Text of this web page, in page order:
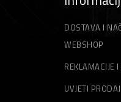
DOSTAVA I
WEBSHOP
REKLAMACIJE
UVJETI